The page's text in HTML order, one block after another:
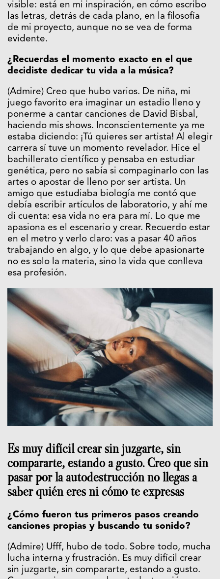
visible: está en mi inspiración, en cómo escribo
las letras, detrás de cada plano, en la filosofía
de mi proyecto, aunque no se vea de forma
evidente.
¿Recuerdas el momento exacto en el que
decidiste dedicar tu vida a la música?
(Admire) Creo que hubo varios. De niña, mi
juego favorito era imaginar un estadio lleno y
ponerme a cantar canciones de David Bisbal,
haciendo mis shows. Inconscientemente ya me
estaba diciendo: ¡Tú quieres ser artista! Al elegir
carrera sí tuve un momento revelador. Hice el
bachillerato científico y pensaba en estudiar
genética, pero no sabía si compaginarlo con las
artes o apostar de lleno por ser artista. Un
amigo que estudiaba biología me contó que
debía escribir artículos de laboratorio, y ahí me
di cuenta: esa vida no era para mí. Lo que me
apasiona es el escenario y crear. Recuerdo estar
en el metro y verlo claro: vas a pasar 40 años
trabajando en algo, y lo que debe apasionarte
no es solo la materia, sino la vida que conlleva
esa profesión.
Es muy difícil crear sin juzgarte, sin
compararte, estando a gusto. Creo que sin
pasar por la autodestrucción no llegas a
saber quién eres ni cómo te expresas
¿Cómo fueron tus primeros pasos creando
canciones propias y buscando tu sonido?
(Admire) Ufff, hubo de todo. Sobre todo, mucha
lucha interna y frustración. Es muy difícil crear
sin juzgarte, sin compararte, estando a gusto.